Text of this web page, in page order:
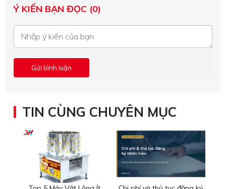
Ý KIẾN BẠN ĐỌC (0)
TIN CÙNG CHUYÊN MỤC